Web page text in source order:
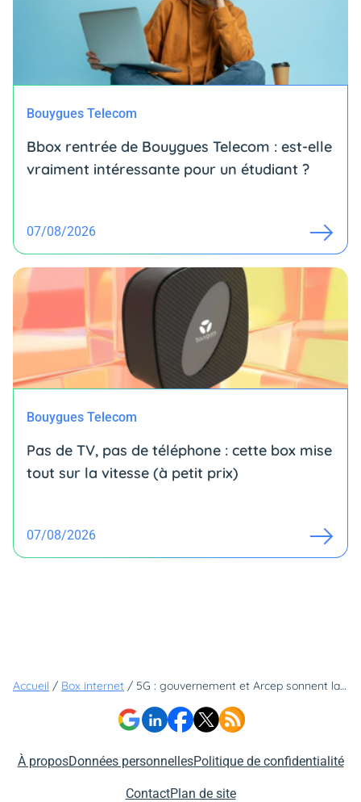
Bouygues Telecom
Bbox rentrée de Bouygues Telecom : est-elle
vraiment intéressante pour un étudiant ?
07/08/2026
Bouygues Telecom
Pas de TV, pas de téléphone : cette box mise
tout sur la vitesse (à petit prix)
07/08/2026
Accueil / Box internet / 5G : gouvernement et Arcep sonnent la mobilisation
À proposDonnées personnellesPolitique de confidentialité
ContactPlan de site